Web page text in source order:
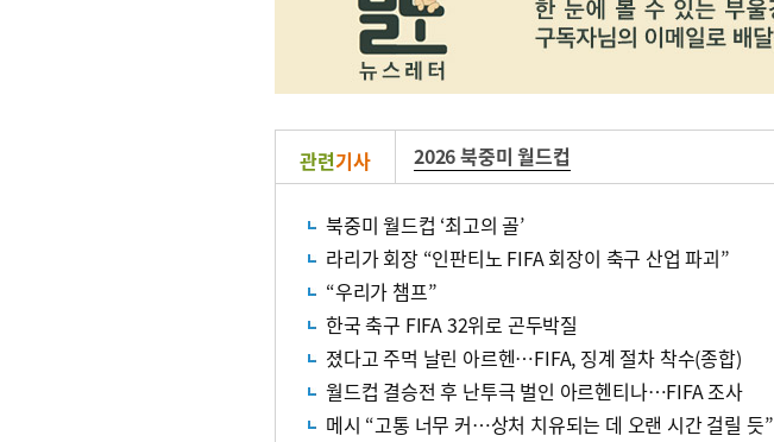
관련기사 2026 북중미 월드컵
북중미 월드컵 ‘최고의 골’
라리가 회장 “인판티노 FIFA 회장이 축구 산업 파괴”
“우리가 챔프”
한국 축구 FIFA 32위로 곤두박질
졌다고 주먹 날린 아르헨…FIFA, 징계 절차 착수(종합)
월드컵 결승전 후 난투극 벌인 아르헨티나…FIFA 조사
메시 “고통 너무 커…상처 치유되는 데 오랜 시간 걸릴 듯”